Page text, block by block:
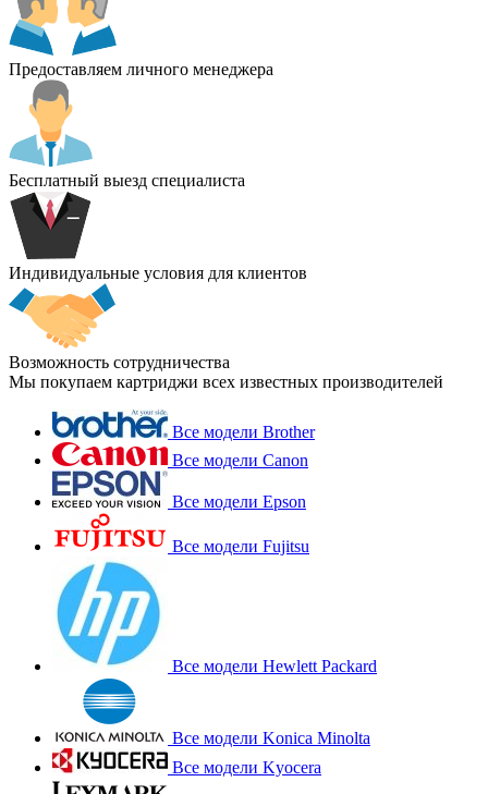
Предоставляем личного менеджера
Бесплатный выезд специалиста
Индивидуальные условия для клиентов
Возможность сотрудничества
Мы покупаем картриджи всех известных производителей
Все модели Brother
Все модели Canon
Все модели Epson
Все модели Fujitsu
Все модели Hewlett Packard
Все модели Konica Minolta
Все модели Kyocera